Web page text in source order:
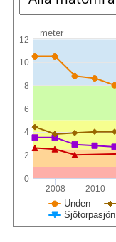
meter
Unden
Sjötorpasjön
2008 2010
0
2
4
6
8
10
12